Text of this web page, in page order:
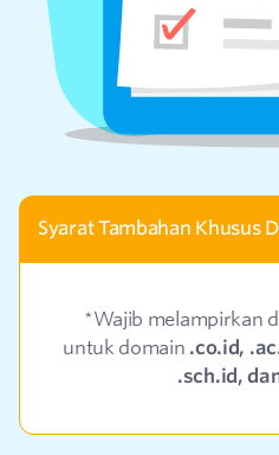
Syarat Tambahan Khusus
*Wajib melampirkan
untuk domain .co.id,
.sch.id,